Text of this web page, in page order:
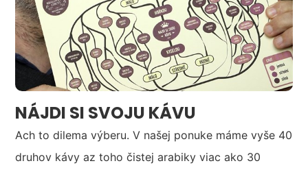
NÁJDI SI SVOJU KÁVU
Ach to dilema výberu. V našej ponuke máme vyše 40
druhov kávy az toho čistej arabiky viac ako 30